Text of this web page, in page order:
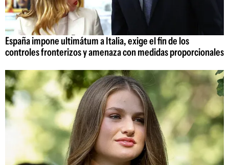
España impone ultimátum a Italia, exige el fin de los
controles fronterizos y amenaza con medidas proporcionales